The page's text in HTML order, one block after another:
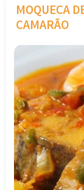
MOQUECA
CAMARÃO
Previous